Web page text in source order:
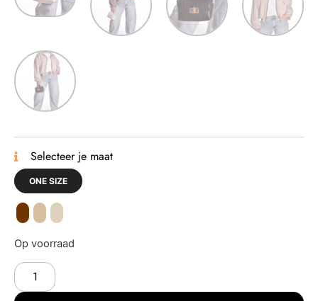
Selecteer je maat
ONE SIZE
Op voorraad